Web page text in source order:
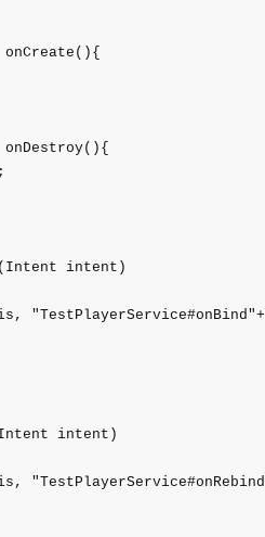
intent)
intent)